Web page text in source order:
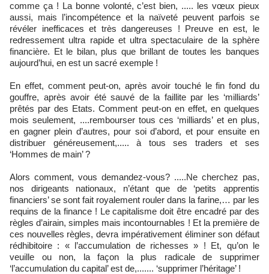
comme ça ! La bonne volonté, c’est bien, ..... les vœux pieux
aussi, mais l’incompétence et la naïveté peuvent parfois se
révéler inefficaces et très dangereuses ! Preuve en est, le
redressement ultra rapide et ultra spectaculaire de la sphère
financière. Et le bilan, plus que brillant de toutes les banques
aujourd’hui, en est un sacré exemple !
En effet, comment peut-on, après avoir touché le fin fond du
gouffre, après avoir été sauvé de la faillite par les ‘milliards’
prêtés par des Etats. Comment peut-on en effet, en quelques
mois seulement, ....rembourser tous ces ‘milliards’ et en plus,
en gagner plein d’autres, pour soi d’abord, et pour ensuite en
distribuer généreusement,..... à tous ses traders et ses
‘Hommes de main’ ?
Alors comment, vous demandez-vous? .....Ne cherchez pas,
nos dirigeants nationaux, n’étant que de ‘petits apprentis
financiers’ se sont fait royalement rouler dans la farine,… par les
requins de la finance ! Le capitalisme doit être encadré par des
règles d’airain, simples mais incontournables ! Et la première de
ces nouvelles règles, devra impérativement éliminer son défaut
rédhibitoire : « l’accumulation de richesses » ! Et, qu’on le
veuille ou non, la façon la plus radicale de supprimer
‘l’accumulation du capital’ est de,....... ‘supprimer l’héritage’ !